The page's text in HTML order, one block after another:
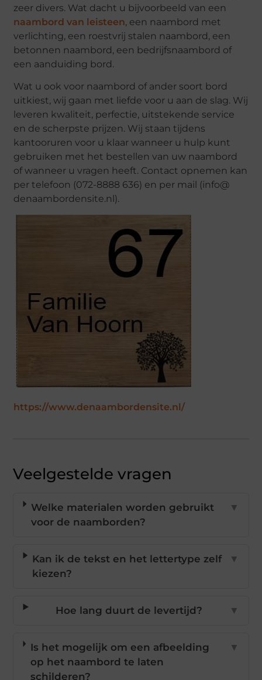
zeer divers. Wat dacht u bijvoorbeeld van een
naambord van leisteen, een naambord met
verlichting, een roestvrij stalen naambord, een
betonnen naambord, een bedrijfsnaambord of
een aanduiding bord.
Wat u ook voor naambord of ander soort bord
uitkiest, wij gaan met liefde voor u aan de slag. Wij
leveren kwaliteit, perfectie, uitstekende service
en de scherpste prijzen. Wij staan tijdens
kantooruren voor u klaar wanneer u hulp kunt
gebruiken met het bestellen van uw naambord
of wanneer u vragen heeft. Contact opnemen kan
per telefoon (072-8888 636) en per mail (info@
denaambordensite.nl).
https://www.denaambordensite.nl/
Veelgestelde vragen
Welke materialen worden gebruikt
voor de naamborden?
▼
Kan ik de tekst en het lettertype zelf
kiezen?
▼
Hoe lang duurt de levertijd? ▼
Is het mogelijk om een afbeelding
op het naambord te laten
schilderen?
▼